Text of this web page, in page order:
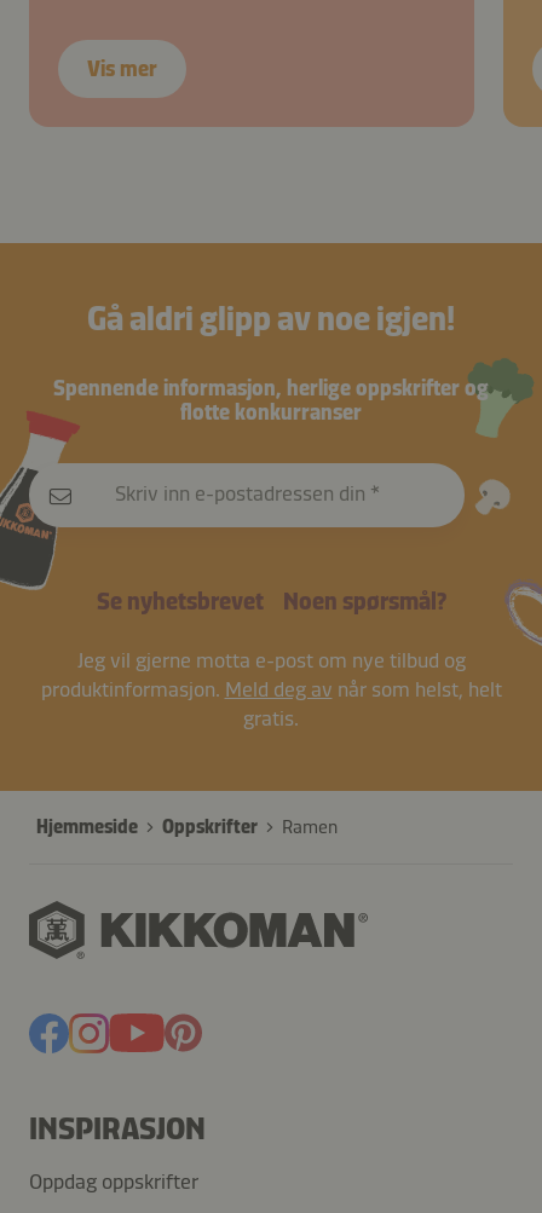
Vis mer
Gå aldri glipp av noe igjen!
Spennende informasjon, herlige oppskrifter og
flotte konkurranser
Skriv inn e-postadressen din
Se nyhetsbrevet Noen spørsmål?
Jeg vil gjerne motta e-post om nye tilbud og
produktinformasjon. Meld deg av når som helst, helt
gratis.
Hjemmeside Oppskrifter Ramen
INSPIRASJON
Oppdag oppskrifter